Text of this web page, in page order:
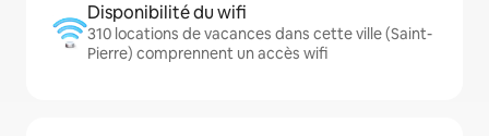
Disponibilité du wifi
310 locations de vacances dans cette ville (Saint-
Pierre) comprennent un accès wifi